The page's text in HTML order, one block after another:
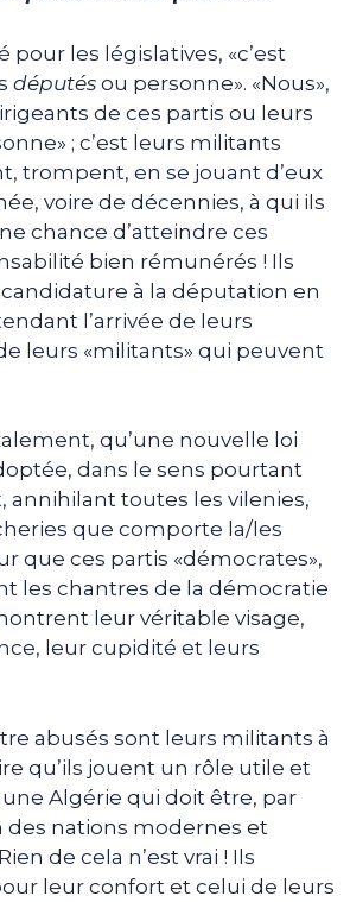
pour les législatives, «c’est
députés ou personne». «Nous»,
de ces partis ou leurs
; c’est leurs militants
trompent, en se jouant d’eux
voire de décennies, à qui ils
chance d’atteindre ces
bien rémunérés ! Ils
candidature à la députation en
l’arrivée de leurs
leurs «militants» qui peuvent
qu’une nouvelle loi
dans le sens pourtant
annihilant toutes les vilenies,
que comporte la/les
que ces partis «démocrates»,
les chantres de la démocratie
leur véritable visage,
leur cupidité et leurs
abusés sont leurs militants à
qu’ils jouent un rôle utile et
Algérie qui doit être, par
des nations modernes et
de cela n’est vrai ! Ils
leur confort et celui de leurs